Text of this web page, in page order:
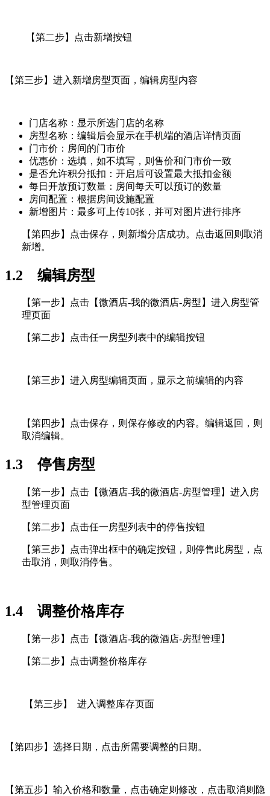
【第二步】点击新增按钮
【第三步】进入新增房型页面，编辑房型内容
门店名称：显示所选门店的名称
房型名称：编辑后会显示在手机端的酒店详情页面
门市价：房间的门市价
优惠价：选填，如不填写，则售价和门市价一致
是否允许积分抵扣：开启后可设置最大抵扣金额
每日开放预订数量：房间每天可以预订的数量
房间配置：根据房间设施配置
新增图片：最多可上传10张，并可对图片进行排序
【第四步】点击保存，则新增分店成功。点击返回则取消
新增。
1.2 编辑房型
【第一步】点击【微酒店-我的微酒店-房型】进入房型管
理页面
【第二步】点击任一房型列表中的编辑按钮
【第三步】进入房型编辑页面，显示之前编辑的内容
【第四步】点击保存，则保存修改的内容。编辑返回，则
取消编辑。
1.3 停售房型
【第一步】点击【微酒店-我的微酒店-房型管理】进入房
型管理页面
【第二步】点击任一房型列表中的停售按钮
【第三步】点击弹出框中的确定按钮，则停售此房型，点
击取消，则取消停售。
1.4 调整价格库存
【第一步】点击【微酒店-我的微酒店-房型管理】
【第二步】点击调整价格库存
【第三步】 进入调整库存页面
【第四步】选择日期，点击所需要调整的日期。
【第五步】输入价格和数量，点击确定则修改，点击取消则隐